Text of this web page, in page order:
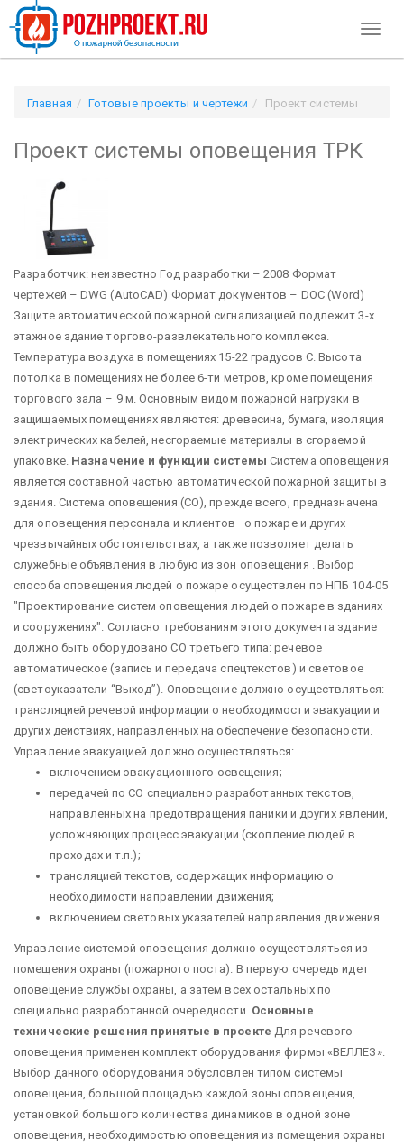
Главная Готовые проекты и чертежи
Проект системы
Проект системы оповещения ТРК
Разработчик: неизвестно Год разработки – 2008 Формат
чертежей – DWG (AutoCAD) Формат документов – DOC (Word)
Защите автоматической пожарной сигнализацией подлежит 3-х
этажное здание торгово-развлекательного комплекса.
Температура воздуха в помещениях 15-22 градусов С. Высота
потолка в помещениях не более 6-ти метров, кроме помещения
торгового зала – 9 м. Основным видом пожарной нагрузки в
защищаемых помещениях являются: древесина, бумага, изоляция
электрических кабелей, несгораемые материалы в сгораемой
упаковке. Назначение и функции системы Система оповещения
является составной частью автоматической пожарной защиты в
здания. Система оповещения (СО), прежде всего, предназначена
для оповещения персонала и клиентов о пожаре и других
чрезвычайных обстоятельствах, а также позволяет делать
служебные объявления в любую из зон оповещения . Выбор
способа оповещения людей о пожаре осуществлен по НПБ 104-05
"Проектирование систем оповещения людей о пожаре в зданиях
и сооружениях". Согласно требованиям этого документа здание
должно быть оборудовано СО третьего типа: речевое
автоматическое (запись и передача спецтекстов) и световое
(светоуказатели “Выход”). Оповещение должно осуществляться:
трансляцией речевой информации о необходимости эвакуации и
других действиях, направленных на обеспечение безопасности.
Управление эвакуацией должно осуществляться:
включением эвакуационного освещения;
передачей по СО специально разработанных текстов,
направленных на предотвращения паники и других явлений,
усложняющих процесс эвакуации (скопление людей в
проходах и т.п.);
трансляцией текстов, содержащих информацию о
необходимости направлении движения;
включением световых указателей направления движения.
Управление системой оповещения должно осуществляться из
помещения охраны (пожарного поста). В первую очередь идет
оповещение службы охраны, а затем всех остальных по
специально разработанной очередности. Основные
технические решения принятые в проекте Для речевого
оповещения применен комплект оборудования фирмы «ВЕЛЛЕЗ».
Выбор данного оборудования обусловлен типом системы
оповещения, большой площадью каждой зоны оповещения,
установкой большого количества динамиков в одной зоне
оповещения, необходимостью оповещения из помещения охраны